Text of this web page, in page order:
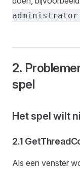
2.
spel
Het spel wilt
2.1
Als een venster